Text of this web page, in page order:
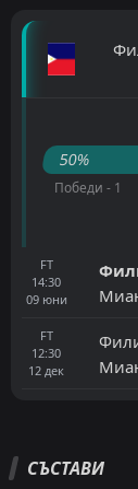
50%
Победи - 1
FT
14:30
09 юни
FT
12:30
12 дек
СЪСТАВИ